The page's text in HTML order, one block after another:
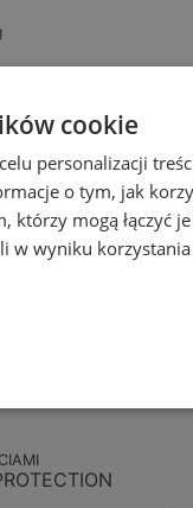
cookie
personalizacji
o tym, jak
którzy mogą łączyć
w wyniku